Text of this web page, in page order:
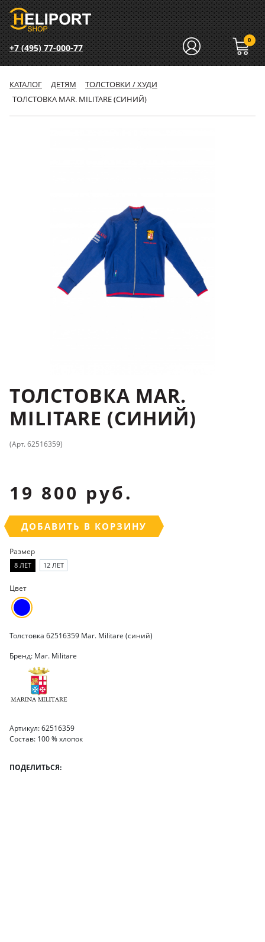
+7 (495) 77-000-77
0
КАТАЛОГ ДЕТЯМ
ТОЛСТОВКИ / ХУДИ
ТОЛСТОВКА MAR. MILITARE (СИНИЙ)
ТОЛСТОВКА MAR.
MILITARE (СИНИЙ)
(Арт. 62516359)
19 800 руб.
ДОБАВИТЬ В КОРЗИНУ
Размер
8 ЛЕТ 12 ЛЕТ
Цвет
Толстовка 62516359 Mar. Militare (синий)
Бренд: Mar. Militare
Артикул: 62516359
Состав: 100 % хлопок
ПОДЕЛИТЬСЯ: